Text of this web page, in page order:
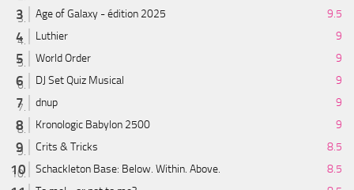
Age of Galaxy - édition 2025
9.5
Luthier
9
World Order
9
DJ Set Quiz Musical
9
dnup
9
Kronologic Babylon 2500
9
Crits & Tricks
8.5
Schackleton Base: Below. Within. Above.
8.5